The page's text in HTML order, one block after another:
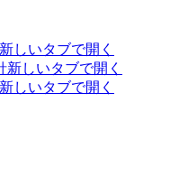
新しいタブで開く
新しいタブで開く
新しいタブで開く